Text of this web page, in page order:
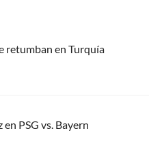
retumban en Turquía
PSG vs. Bayern